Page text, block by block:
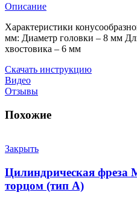
Описание
Характеристики
мм: Диаметр головки – 8 мм
хвостовика – 6 мм
Скачать инструкцию
Видео
Отзывы
Похожие
Закрыть
Цилиндрическая фреза
торцом (тип A)